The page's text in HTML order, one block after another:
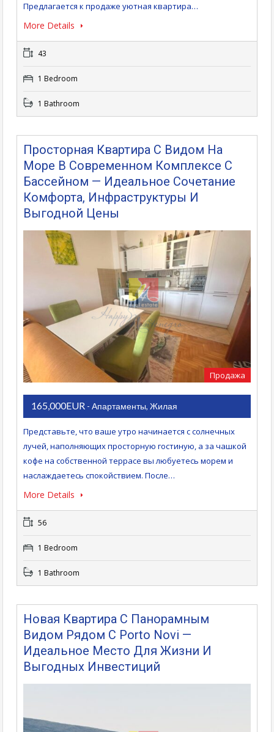
Предлагается к продаже уютная квартира…
More Details
43
1 Bedroom
1 Bathroom
Просторная Квартира С Видом На
Море В Современном Комплексе С
Бассейном — Идеальное Сочетание
Комфорта, Инфраструктуры И
Выгодной Цены
Продажа
165,000EUR - Апартаменты, Жилая
Представьте, что ваше утро начинается с солнечных
лучей, наполняющих просторную гостиную, а за чашкой
кофе на собственной террасе вы любуетесь морем и
наслаждаетесь спокойствием. После…
More Details
56
1 Bedroom
1 Bathroom
Новая Квартира С Панорамным
Видом Рядом С Porto Novi —
Идеальное Место Для Жизни И
Выгодных Инвестиций